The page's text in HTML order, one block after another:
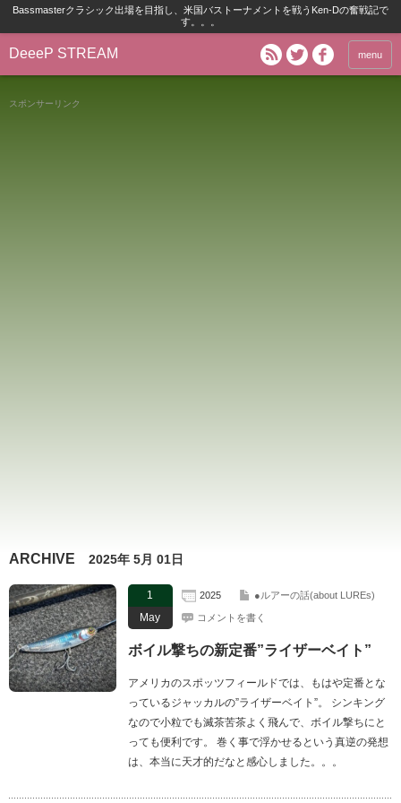
Bassmasterクラシック出場を目指し、米国バストーナメントを戦うKen-Dの奮戦記で
す。。。
DeeeP STREAM menu
スポンサーリンク
ARCHIVE 2025年 5月 01日
1
May
2025 ●ルアーの話(about LUREs)
コメントを書く
ボイル撃ちの新定番”ライザーベイト”
アメリカのスポッツフィールドでは、もはや定番とな
っているジャッカルの”ライザーベイト”。 シンキング
なので小粒でも滅茶苦茶よく飛んで、ボイル撃ちにと
っても便利です。 巻く事で浮かせるという真逆の発想
は、本当に天才的だなと感心しました。。。